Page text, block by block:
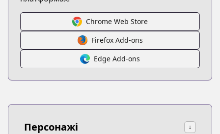
Chrome Web Store
Firefox Add-ons
Edge Add-ons
Персонажі ↓